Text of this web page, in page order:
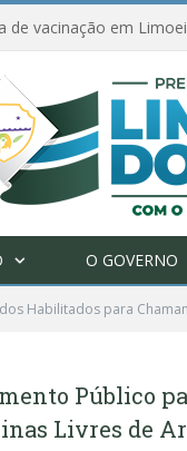
O GOVERNO
Habilitados para
Público
Livres de